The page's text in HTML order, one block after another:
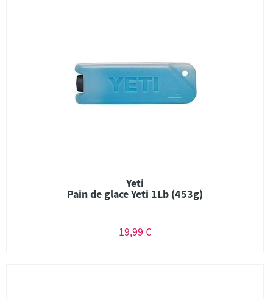
Yeti
Pain de glace Yeti 1Lb (453g)
19,99 €